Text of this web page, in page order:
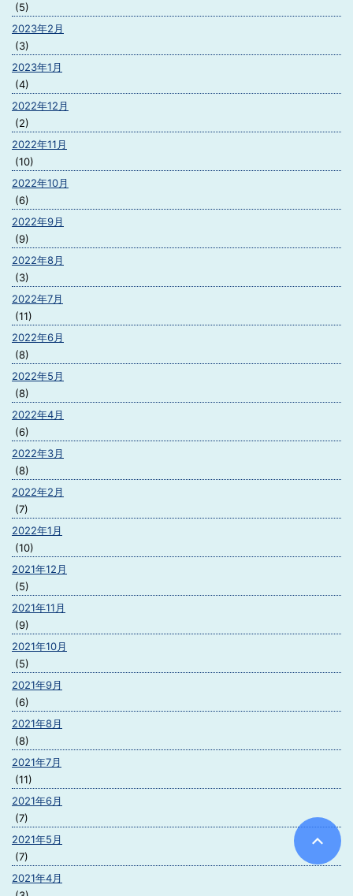
(5)
2023年2月
(3)
2023年1月
(4)
2022年12月
(2)
2022年11月
(10)
2022年10月
(6)
2022年9月
(9)
2022年8月
(3)
2022年7月
(11)
2022年6月
(8)
2022年5月
(8)
2022年4月
(6)
2022年3月
(8)
2022年2月
(7)
2022年1月
(10)
2021年12月
(5)
2021年11月
(9)
2021年10月
(5)
2021年9月
(6)
2021年8月
(8)
2021年7月
(11)
2021年6月
(7)
2021年5月
(7)
2021年4月